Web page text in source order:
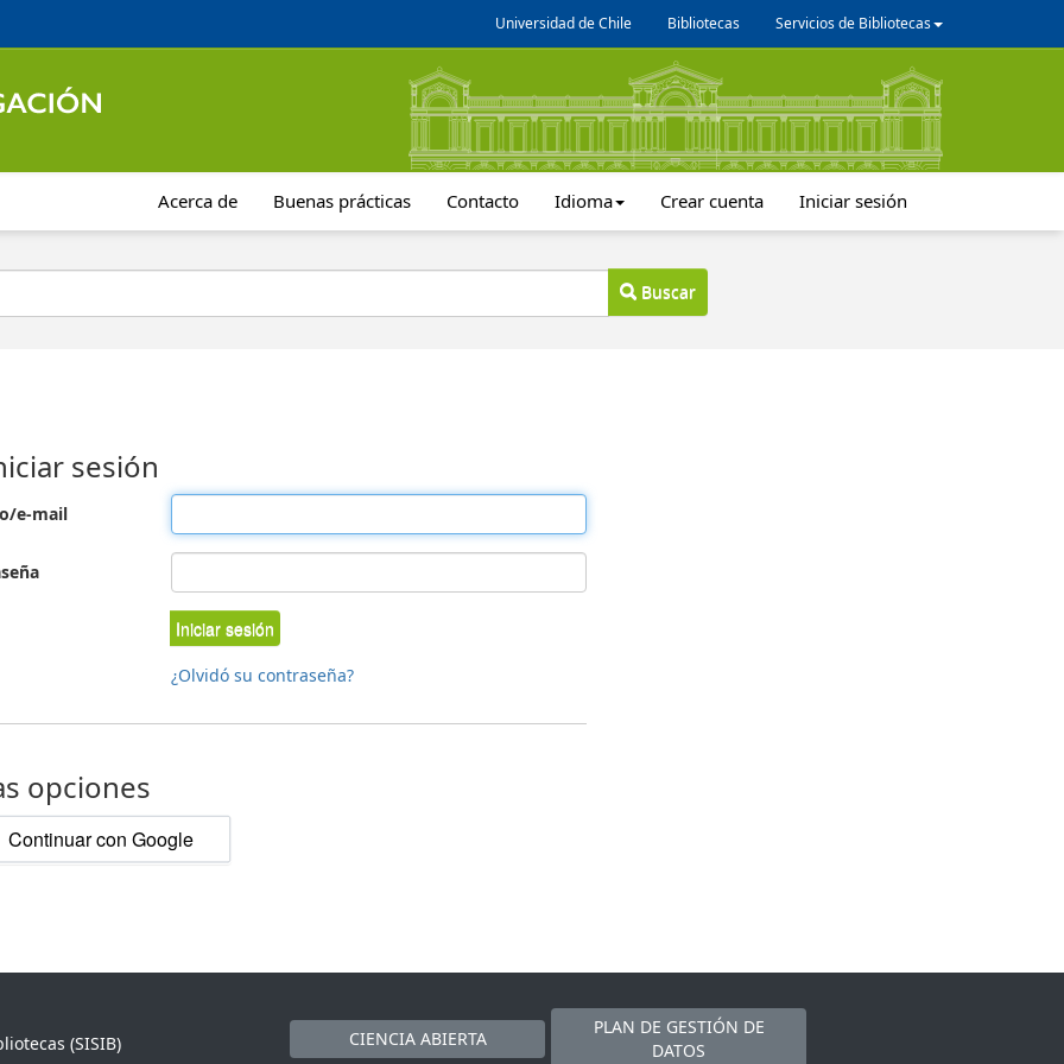
Universidad de Chile Bibliotecas Servicios de Bibliotecas
Acerca de Buenas prácticas Contacto Idioma Crear cuenta Iniciar sesión
Buscar
sesión
e-mail
Iniciar sesión
¿Olvidó su contraseña?
opciones
Continuar con Google
(SISIB)
CIENCIA ABIERTA
PLAN DE GESTIÓN DE
DATOS